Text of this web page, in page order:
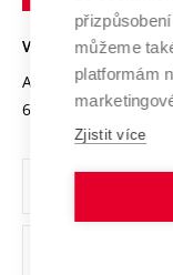
Projekty
Projekty ze
Specifický výzkum
Univerzitní sítě
Bezpečná univerzita
Vyznamenání
Organizační
Ochrana osobních
VYSOKÉ UČENÍ
Antonínská 548/1
602 00 Brno
můžeme
platformám
Zjistit více